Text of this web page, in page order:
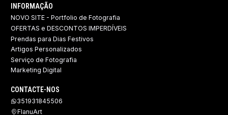
INFORMAÇÃO
NOVO SITE - Portfolio de Fotografia
OFERTAS e DESCONTOS IMPERDÍVEIS
Prendas para Dias Festivos
Artigos Personalizados
Serviço de Fotografia
Marketing Digital
CONTACTE-NOS
351931845506
FlanuArt